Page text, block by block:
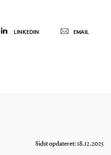
LINKEDIN EMAIL
Sidst opdateret: 18.12.2025